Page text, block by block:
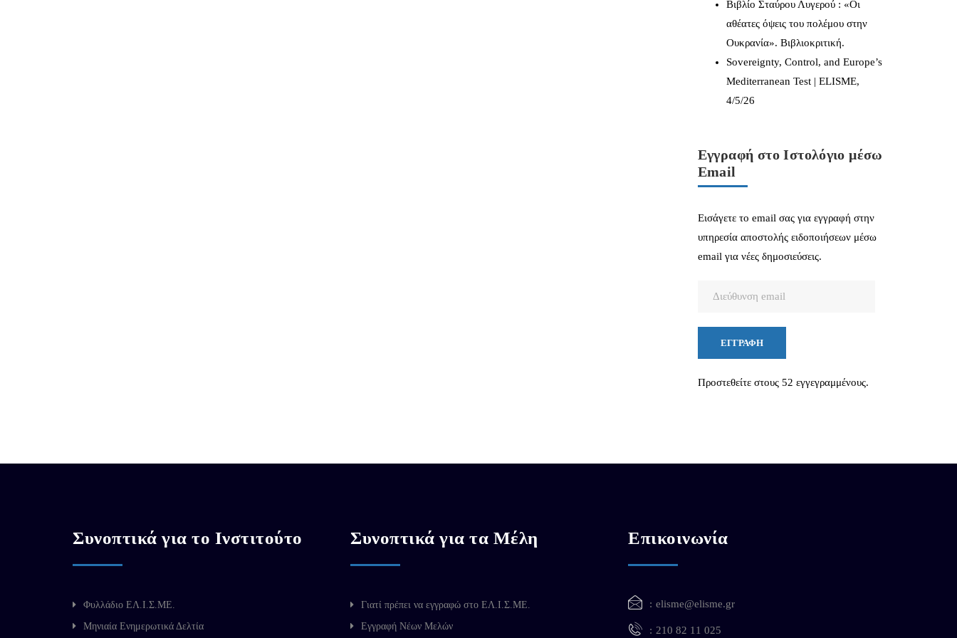
Βιβλίο Σταύρου Λυγερού : «Οι
αθέατες όψεις του πολέμου στην
Ουκρανία». Βιβλιοκριτική.
Sovereignty, Control, and Europe’s
Mediterranean Test | ELISME,
4/5/26
Εγγραφή στο Ιστολόγιο μέσω
Email
Εισάγετε το email σας για εγγραφή στην
υπηρεσία αποστολής ειδοποιήσεων μέσω
email για νέες δημοσιεύσεις.
ΕΓΓΡΑΦΉ
Προστεθείτε στους 52 εγγεγραμμένους.
Συνοπτικά για το Ινστιτούτο
Φυλλάδιο ΕΛ.Ι.Σ.ΜΕ.
Μηνιαία Ενημερωτικά Δελτία
Συνοπτικά για τα Μέλη
Γιατί πρέπει να εγγραφώ στο ΕΛ.Ι.Σ.ΜΕ.
Εγγραφή Νέων Μελών
Επικοινωνία
elisme@elisme.gr
210 82 11 025